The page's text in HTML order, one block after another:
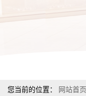
您当前的位置： 网站首页